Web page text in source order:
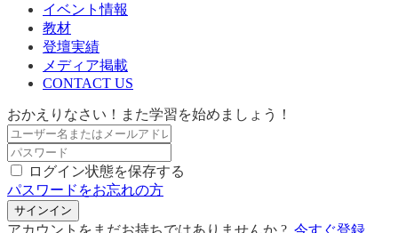
イベント情報
教材
登壇実績
メディア掲載
CONTACT US
おかえりなさい！また学習を始めましょう！
ログイン状態を保存する
パスワードをお忘れの方
サインイン